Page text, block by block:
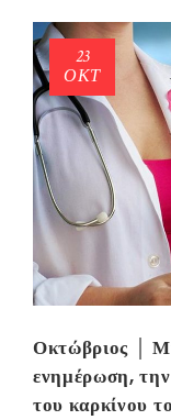
23
ΟΚΤ
Οκτώβριος │
ενημέρωση,
του καρκίνου